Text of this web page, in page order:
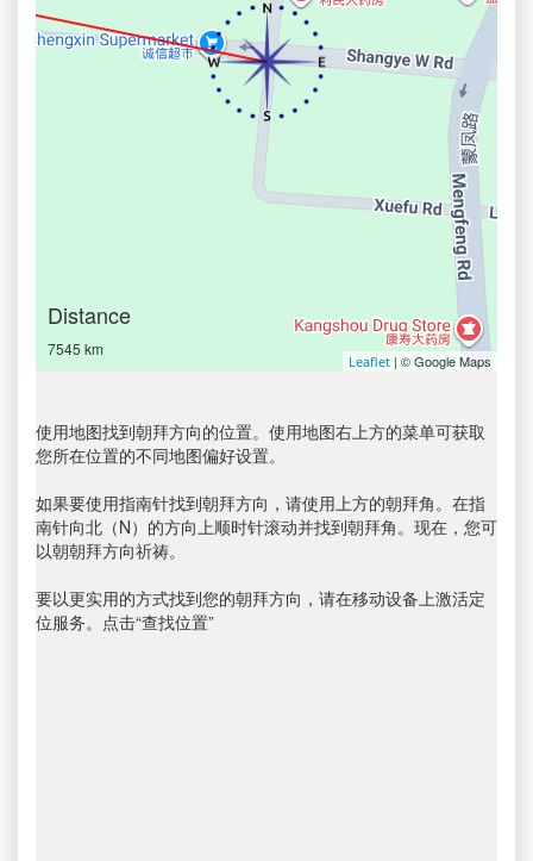
Distance
7545 km
Leaflet | © Google Maps
使用地图找到朝拜方向的位置。使用地图右上方的菜单可获取
您所在位置的不同地图偏好设置。
如果要使用指南针找到朝拜方向，请使用上方的朝拜角。在指
南针向北（N）的方向上顺时针滚动并找到朝拜角。现在，您可
以朝朝拜方向祈祷。
要以更实用的方式找到您的朝拜方向，请在移动设备上激活定
位服务。点击“查找位置”